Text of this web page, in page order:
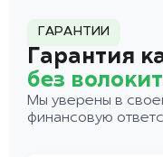
ГАРАНТИИ
Гарантия
без
Мы уверены в
финансовую